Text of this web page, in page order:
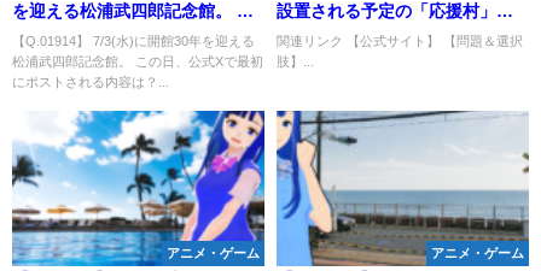
を迎える松浦武四郎記念館。 こ
の日、公式Xで最初にポストされ
る内容は？
【Q.01914】 7/3(水)に開館30年を迎える
松浦武四郎記念館。 この日、公式Xで最初
にポストされる内容は？...
設置される予定の「応援村」。
公式から発表される最終的な拠
点の数は？
関連リンク 【公式サイト】 【問題＆選択
肢】...
アニメ・ゲーム アニメ・ゲーム